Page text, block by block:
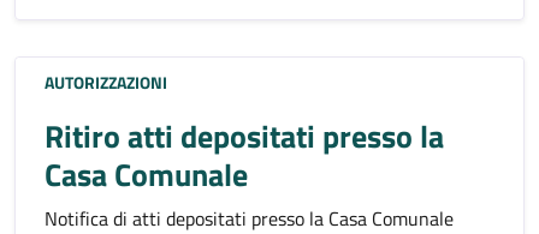
AUTORIZZAZIONI
Ritiro atti depositati presso la
Casa Comunale
Notifica di atti depositati presso la Casa Comunale